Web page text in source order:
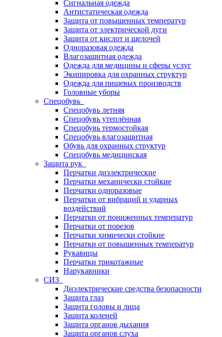
Сигнальная одежда
Антистатическая одежда
Защита от повышенных температур
Защита от электрической дуги
Защита от кислот и щелочей
Одноразовая одежда
Влагозащитная одежда
Одежда для медицины и сферы услуг
Экипировка для охранных структур
Одежда для пищевых производств
Головные уборы
Спецобувь
Спецобувь летняя
Спецобувь утеплённая
Спецобувь термостойкая
Спецобувь влагозащитная
Обувь для охранных структур
Спецобувь медицинская
Защита рук
Перчатки диэлектрические
Перчатки механически стойкие
Перчатки одноразовые
Перчатки от вибраций и ударных
воздействий
Перчатки от пониженных температур
Перчатки от порезов
Перчатки химически стойкие
Перчатки от повышенных температур
Рукавицы
Перчатки трикотажные
Нарукавники
СИЗ
Диэлектрические средства безопасности
Защита глаз
Защита головы и лица
Защита коленей
Защита органов дыхания
Защита органов слуха